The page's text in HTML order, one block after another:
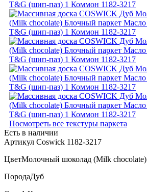
Посмотреть все текстуры паркета
Есть в наличии
Артикул Coswick 1182-3217
ЦветМолочный шоколад (Milk chocolate)
ПородаДуб